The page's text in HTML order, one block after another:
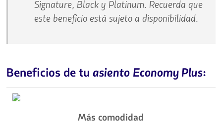
Signature, Black y Platinum. Recuerda que
este beneficio está sujeto a disponibilidad.
Beneficios de tu asiento Economy Plus:
Más comodidad